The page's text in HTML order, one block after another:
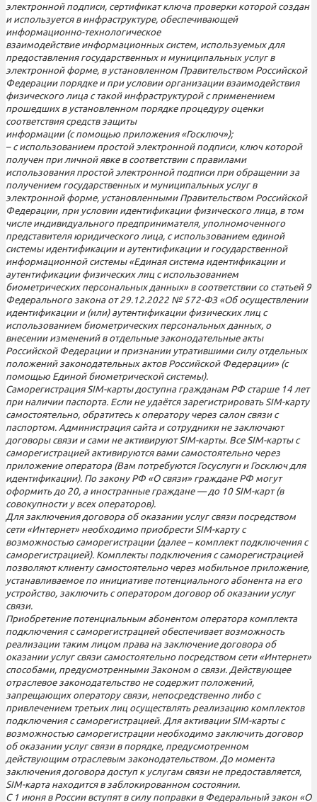
электронной подписи, сертификат ключа проверки которой создан
и используется в инфраструктуре, обеспечивающей
информационно-технологическое
взаимодействие информационных систем, используемых для
предоставления государственных и муниципальных услуг в
электронной форме, в установленном Правительством Российской
Федерации порядке и при условии организации взаимодействия
физического лица с такой инфраструктурой с применением
прошедших в установленном порядке процедуру оценки
соответствия средств защиты
информации (с помощью приложения «Госключ»);
– с использованием простой электронной подписи, ключ которой
получен при личной явке в соответствии с правилами
использования простой электронной подписи при обращении за
получением государственных и муниципальных услуг в
электронной форме, установленными Правительством Российской
Федерации, при условии идентификации физического лица, в том
числе индивидуального предпринимателя, уполномоченного
представителя юридического лица, с использованием единой
системы идентификации и аутентификации и государственной
информационной системы «Единая система идентификации и
аутентификации физических лиц с использованием
биометрических персональных данных» в соответствии со статьей 9
Федерального закона от 29.12.2022 № 572-ФЗ «Об осуществлении
идентификации и (или) аутентификации физических лиц с
использованием биометрических персональных данных, о
внесении изменений в отдельные законодательные акты
Российской Федерации и признании утратившими силу отдельных
положений законодательных актов Российской Федерации» (с
помощью Единой биометрической системы).
Саморегистрация SIM-карты доступна гражданам РФ старше 14 лет
при наличии паспорта. Если не удаётся зарегистрировать SIM-карту
самостоятельно, обратитесь к оператору через салон связи с
паспортом. Администрация сайта и сотрудники не заключают
договоры связи и сами не активируют SIM-карты. Все SIM-карты с
саморегистрацией активируются вами самостоятельно через
приложение оператора (Вам потребуются Госуслуги и Госключ для
идентификации). По закону РФ «О связи» граждане РФ могут
оформить до 20, а иностранные граждане — до 10 SIM-карт (в
совокупности у всех операторов).
Для заключения договора об оказании услуг связи посредством
сети «Интернет» необходимо приобрести SIM-карту с
возможностью саморегистрации (далее – комплект подключения с
саморегистрацией). Комплекты подключения с саморегистрацией
позволяют клиенту самостоятельно через мобильное приложение,
устанавливаемое по инициативе потенциального абонента на его
устройство, заключить с оператором договор об оказании услуг
связи.
Приобретение потенциальным абонентом оператора комплекта
подключения с саморегистрацией обеспечивает возможность
реализации таким лицом права на заключение договора об
оказании услуг связи самостоятельно посредством сети «Интернет»
способами, предусмотренными Законом о связи. Действующее
отраслевое законодательство не содержит положений,
запрещающих оператору связи, непосредственно либо с
привлечением третьих лиц осуществлять реализацию комплектов
подключения с саморегистрацией. Для активации SIM-карты с
возможностью саморегистрации необходимо заключить договор
об оказании услуг связи в порядке, предусмотренном
действующим отраслевым законодательством. До момента
заключения договора доступ к услугам связи не предоставляется,
SIM-карта находится в заблокированном состоянии.
С 1 июня в России вступят в силу поправки в Федеральный закон «О